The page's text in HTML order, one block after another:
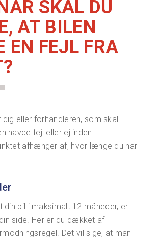
SKAL DU
AT BILEN
EN FEJL FRA
eller forhandleren, som skal
havde fejl eller ej inden
afhænger af, hvor længe du har
din bil i maksimalt 12 måneder, er
side. Her er du dækket af
Det vil sige, at man